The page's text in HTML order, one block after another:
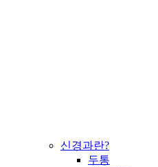
신경과란?
두통